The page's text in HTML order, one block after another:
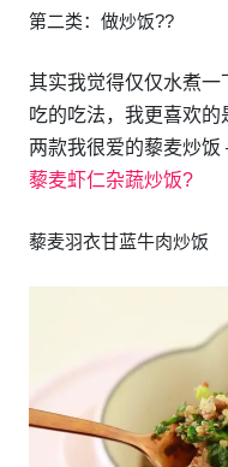
第二类：做炒饭?‍?
其实我觉得仅仅水煮
吃的吃法，我更喜欢
两款我很爱的藜麦炒
藜麦虾仁杂蔬炒饭?
藜麦羽衣甘蓝牛肉炒饭